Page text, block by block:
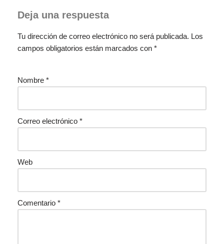
Deja una respuesta
Tu dirección de correo electrónico no será publicada. Los
campos obligatorios están marcados con *
Nombre *
Correo electrónico *
Web
Comentario *